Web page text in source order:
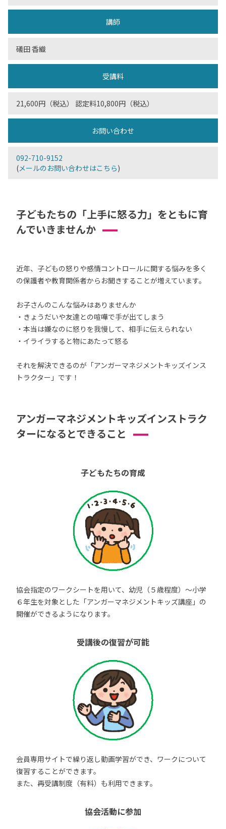
講師
礒田 香織
受講料
21,600円（税込） 認定料10,800円（税込）
お問い合わせ
092-710-9152
(メールのお問い合わせはこちら)
子どもたちの「上手に怒る力」をともに育
んでいきませんか
近年、子どもの怒りや感情コントロールに関する悩みを多く
の保護者や教育関係者からお聞きすることが増えています。
お子さんのこんな悩みはありませんか
・きょうだいや友達との喧嘩で手が出てしまう
・本当は嫌なのに怒りを我慢して、相手に伝えられない
・イライラすると物にあたって怒る
それを解決できるのが「アンガーマネジメントキッズインス
トラクター」です！
アンガーマネジメントキッズインストラク
ターになるとできること
子どもたちの育成
協会指定のワークシートを用いて、幼児（５歳程度）～小学
６年生を対象とした「アンガーマネジメントキッズ講座」の
開催ができるようになります。
受講後の復習が可能
会員専用サイトで繰り返し動画学習ができ、ワークについて
復習することができます。
また、再受講制度（有料）も利用できます。
協会活動に参加